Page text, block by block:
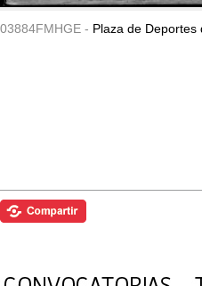
03884FMHGE - Plaza de Deportes